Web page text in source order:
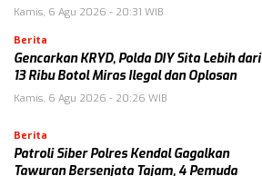
Kamis, 6 Agu 2026 - 20:31 WIB
Berita
Gencarkan KRYD, Polda DIY Sita Lebih dari
13 Ribu Botol Miras Ilegal dan Oplosan
Kamis, 6 Agu 2026 - 20:26 WIB
Berita
Patroli Siber Polres Kendal Gagalkan
Tawuran Bersenjata Tajam, 4 Pemuda